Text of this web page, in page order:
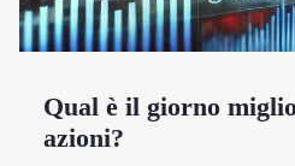
Qual è il giorno
azioni?